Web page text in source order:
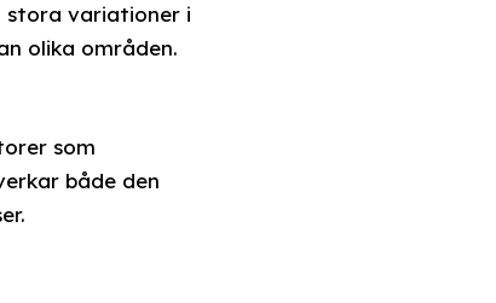
stora variationer i
olika områden.
som
både den